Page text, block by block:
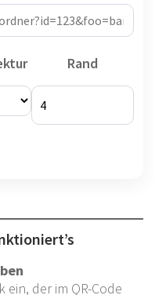
Rand
der im QR-Code